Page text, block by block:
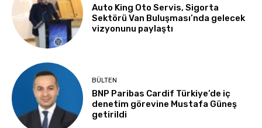
Auto King Oto Servis, Sigorta
Sektörü Van Buluşması’nda gelecek
vizyonunu paylaştı
BÜLTEN
BNP Paribas Cardif Türkiye’de iç
denetim görevine Mustafa Güneş
getirildi